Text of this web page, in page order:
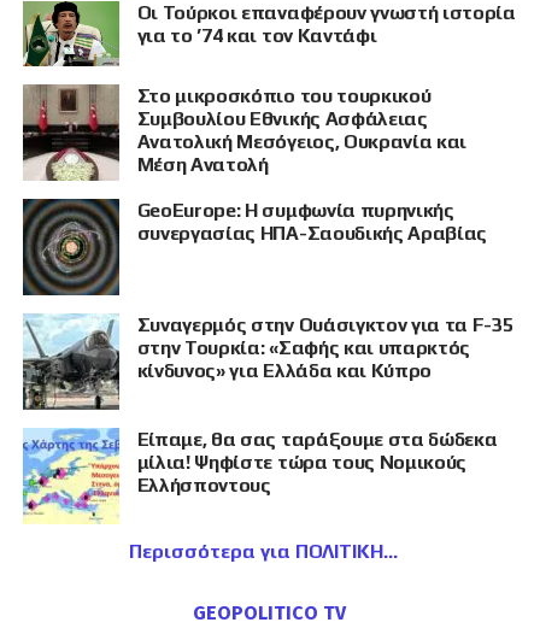
Οι Τούρκοι επαναφέρουν γνωστή ιστορία
για το ’74 και τον Καντάφι
Στο μικροσκόπιο του τουρκικού
Συμβουλίου Εθνικής Ασφάλειας
Ανατολική Μεσόγειος, Ουκρανία και
Μέση Ανατολή
GeoEurope: Η συμφωνία πυρηνικής
συνεργασίας ΗΠΑ-Σαουδικής Αραβίας
Συναγερμός στην Ουάσιγκτον για τα F-35
στην Τουρκία: «Σαφής και υπαρκτός
κίνδυνος» για Ελλάδα και Κύπρο
Είπαμε, θα σας ταράξουμε στα δώδεκα
μίλια! Ψηφίστε τώρα τους Νομικούς
Ελλήσποντους
Περισσότερα για ΠΟΛΙΤΙΚΗ
GEOPOLITICO TV